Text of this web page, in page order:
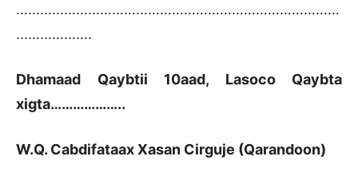
………………………………………………………………………
……………….
Dhamaad Qaybtii 10aad, Lasoco Qaybta
xigta………………..
W.Q. Cabdifataax Xasan Cirguje (Qarandoon)